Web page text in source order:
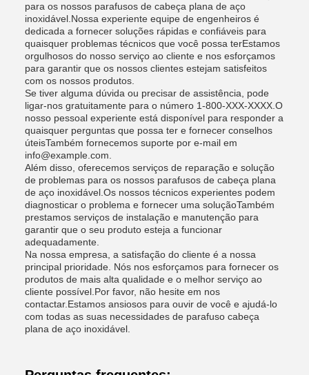
para os nossos parafusos de cabeça plana de aço
inoxidável.Nossa experiente equipe de engenheiros é
dedicada a fornecer soluções rápidas e confiáveis para
quaisquer problemas técnicos que você possa terEstamos
orgulhosos do nosso serviço ao cliente e nos esforçamos
para garantir que os nossos clientes estejam satisfeitos
com os nossos produtos.
Se tiver alguma dúvida ou precisar de assistência, pode
ligar-nos gratuitamente para o número 1-800-XXX-XXXX.O
nosso pessoal experiente está disponível para responder a
quaisquer perguntas que possa ter e fornecer conselhos
úteisTambém fornecemos suporte por e-mail em
info@example.com.
Além disso, oferecemos serviços de reparação e solução
de problemas para os nossos parafusos de cabeça plana
de aço inoxidável.Os nossos técnicos experientes podem
diagnosticar o problema e fornecer uma soluçãoTambém
prestamos serviços de instalação e manutenção para
garantir que o seu produto esteja a funcionar
adequadamente.
Na nossa empresa, a satisfação do cliente é a nossa
principal prioridade. Nós nos esforçamos para fornecer os
produtos de mais alta qualidade e o melhor serviço ao
cliente possível.Por favor, não hesite em nos
contactar.Estamos ansiosos para ouvir de você e ajudá-lo
com todas as suas necessidades de parafuso cabeça
plana de aço inoxidável.